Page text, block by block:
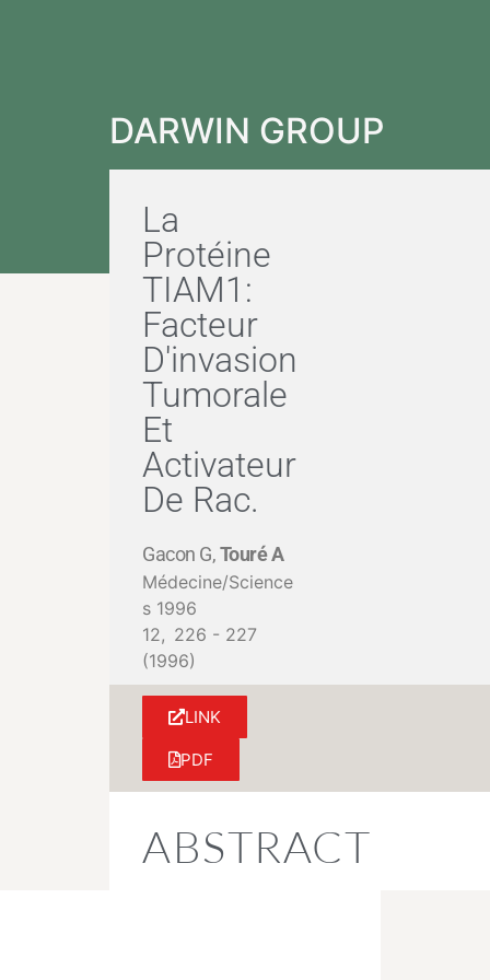
DARWIN GROUP
La
Protéine
TIAM1:
Facteur
D'invasion
Tumorale
Et
Activateur
De Rac.
Gacon G,Touré A
Médecine/Science
s 1996
12, 226 - 227
(1996)
LINK
PDF
ABSTRACT